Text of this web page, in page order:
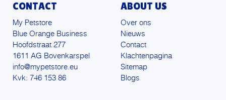
CONTACT
My Petstore
Blue Orange Business
Hoofdstraat 277
1611 AG Bovenkarspel
info@mypetstore.eu
Kvk: 746 153 86
ABOUT US
Over ons
Nieuws
Contact
Klachtenpagina
Sitemap
Blogs